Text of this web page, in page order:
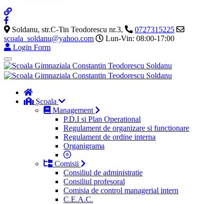
Soldanu, str.C-Tin Teodorescu nr.3,
0727315225
scoala_soldanu@yahoo.com
Lun-Vin: 08:00-17:00
Login Form
Școala
Management
P.D.I si Plan Operational
Regulament de organizare si functionare
Regulament de ordine interna
Organigrama
Comisii
Consiliul de administratie
Consiliul profesoral
Comisia de control managerial intern
C.E.A.C.